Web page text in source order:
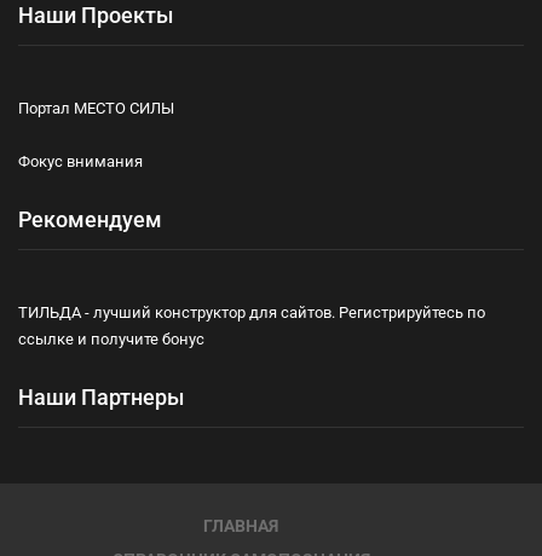
Наши Проекты
Портал МЕСТО СИЛЫ
Фокус внимания
Рекомендуем
ТИЛЬДА - лучший конструктор для сайтов. Регистрируйтесь по
ссылке и получите бонус
Наши Партнеры
ГЛАВНАЯ